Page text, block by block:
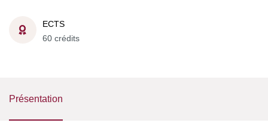
ECTS
60 crédits
Présentation